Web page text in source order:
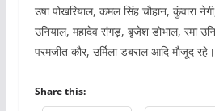
उषा पोखरियाल, कमल सिंह चौहान, कुंवारा
उनियाल, महादेव रांगड़़, बृजेश डोभाल, रमा
परमजीत कौर, उर्मिला डबराल आदि मौजूद रहे।
Share this: